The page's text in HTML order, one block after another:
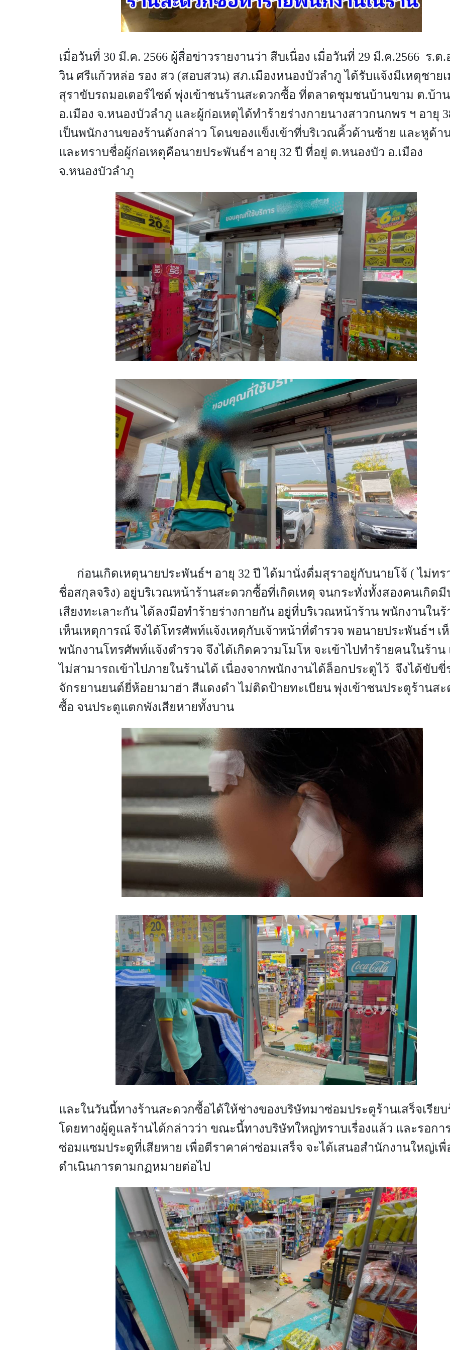
เมื่อวันที่ 30 มี.ค. 2566 ผู้สื่อข่าวรายงานว่า สืบเนื่อง เมื่อวันที่ 29 มี.ค.2566 ร.ต
วิน ศรีแก้วหล่อ รอง สว (สอบสวน) สภ.เมืองหนองบัวลำภู ได้รับแจ้งมีเหตุชาย
สุราขับรถมอเตอร์ไซด์ พุ่งเข้าชนร้านสะดวกซื้อ ที่ตลาดชุมชนบ้านขาม ต.บ้า
อ.เมือง จ.หนองบัวลำภู และผู้ก่อเหตุได้ทำร้ายร่างกายนางสาวกนกพร ฯ อายุ
เป็นพนักงานของร้านดังกล่าว โดนของแข็งเข้าที่บริเวณคิ้วด้านซ้าย และหูด้า
และทราบชื่อผู้ก่อเหตุคือนายประพันธ์ฯ อายุ 32 ปี ที่อยู่ ต.หนองบัว อ.เมือง
จ.หนองบัวลำภู
ก่อนเกิดเหตุนายประพันธ์ฯ อายุ 32 ปี ได้มานั่งดื่มสุราอยู่กับนายโจ้ ( ไม่ทร
ชื่อสกุลจริง) อยู่บริเวณหน้าร้านสะดวกซื้อที่เกิดเหตุ จนกระทั่งทั้งสองคนเกิดมี
เสียงทะเลาะกัน ได้ลงมือทำร้ายร่างกายกัน อยู่ที่บริเวณหน้าร้าน พนักงานในร้
เห็นเหตุการณ์ จึงได้โทรศัพท์แจ้งเหตุกับเจ้าหน้าที่ตำรวจ พอนายประพันธ์ฯ เ
พนักงานโทรศัพท์แจ้งตำรวจ จึงได้เกิดความโมโห จะเข้าไปทำร้ายคนในร้าน
ไม่สามารถเข้าไปภายในร้านได้ เนื่องจากพนักงานได้ล็อกประตูไว้ จึงได้ขับขี่
จักรยานยนต์ยี่ห้อยามาฮ่า สีแดงดำ ไม่ติดป้ายทะเบียน พุ่งเข้าชนประตูร้านสะ
ซื้อ จนประตูแตกพังเสียหายทั้งบาน
และในวันนี้ทางร้านสะดวกซื้อได้ให้ช่างของบริษัทมาซ่อมประตูร้านเสร็จเรียบ
โดยทางผู้ดูแลร้านได้กล่าวว่า ขณะนี้ทางบริษัทใหญ่ทราบเรื่องแล้ว และรอกา
ซ่อมแซมประตูที่เสียหาย เพื่อตีราคาค่าซ่อมเสร็จ จะได้เสนอสำนักงานใหญ่เพื่
ดำเนินการตามกฏหมายต่อไป